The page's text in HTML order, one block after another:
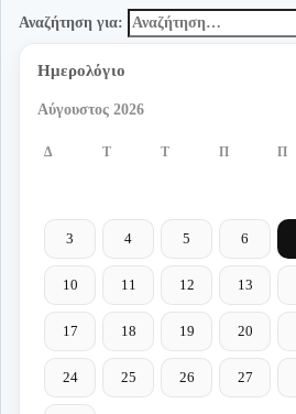
Αναζήτηση για:
Ημερολόγιο
Αύγουστος 2026
Δ Τ Τ Π Π
3 4 5 6
10 11 12 13
17 18 19 20
24 25 26 27